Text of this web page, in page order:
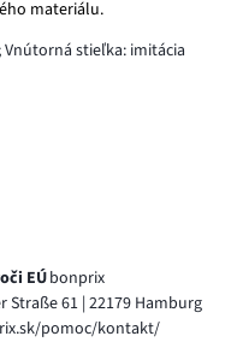
materiálu.
stieľka: imitácia
EÚbonprix
61 | 22179 Hamburg
pomoc/kontakt/